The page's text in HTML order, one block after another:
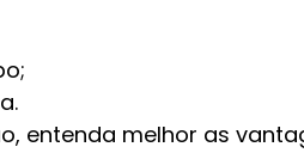
entenda melhor as